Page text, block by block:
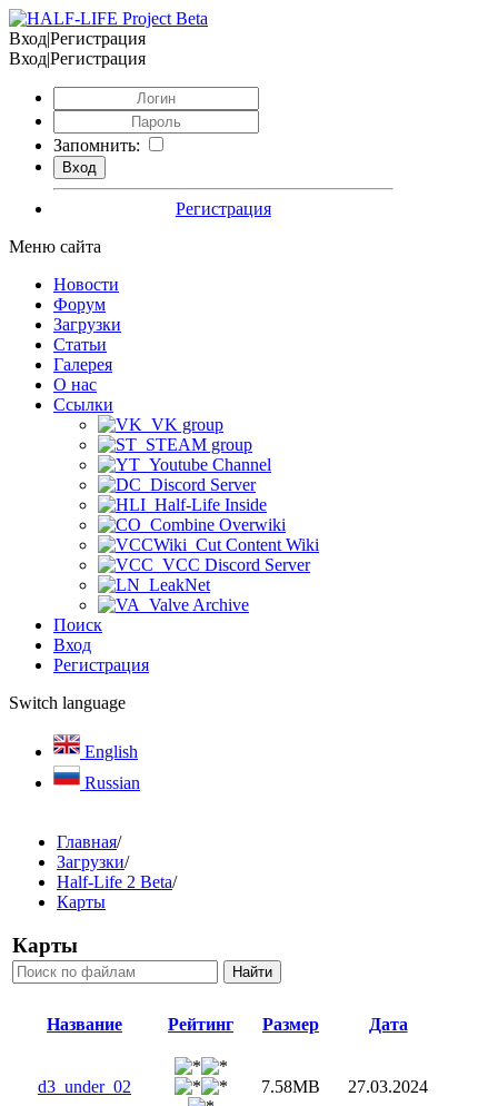
Вход|Регистрация
Вход|Регистрация
Запомнить:
Регистрация
Меню сайта
Новости
Форум
Загрузки
Статьи
Галерея
О нас
Ссылки
VK group
STEAM group
Youtube Channel
Discord Server
Half-Life Inside
Combine Overwiki
Cut Content Wiki
VCC Discord Server
LeakNet
Valve Archive
Поиск
Вход
Регистрация
Switch language
English
Russian
Главная/
Загрузки/
Half-Life 2 Beta/
Карты
Карты
Название Рейтинг Размер Дата
d3_under_02 7.58MB 27.03.2024